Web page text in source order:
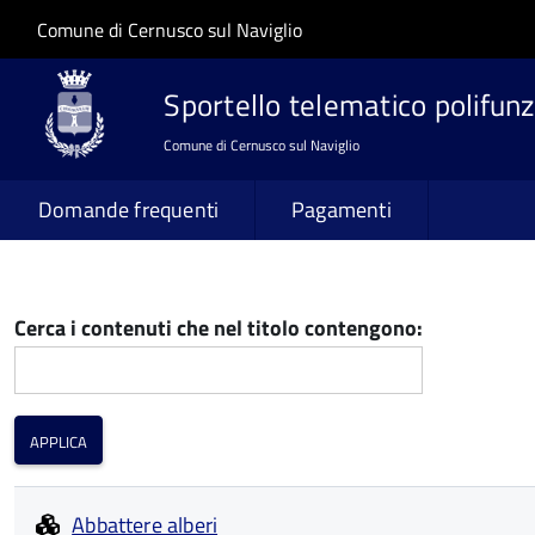
Salta al contenuto principale
Skip to site navigation
Comune di Cernusco sul Naviglio
Sportello telematico
Comune di Cernusco sul Naviglio
Domande frequenti Pagamenti
Cerca i contenuti che nel titolo contengono:
Abbattere alberi